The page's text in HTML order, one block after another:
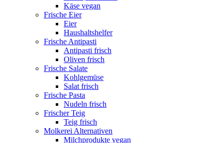
Käse vegan
Frische Eier
Eier
Haushaltshelfer
Frische Antipasti
Antipasti frisch
Oliven frisch
Frische Salate
Kohlgemüse
Salat frisch
Frische Pasta
Nudeln frisch
Frischer Teig
Teig frisch
Molkerei Alternativen
Milchprodukte vegan